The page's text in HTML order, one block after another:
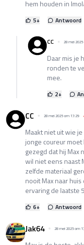
hem houden in
5+ Antwoord
CC 28 mei
Daar mis je
ronden te
mee.
2+
CC 28 mei 2025 om 17:29
Maakt niet uit wie
jonge coureur
gezegd dat hij Max
wil niet eens naast
zelfde materiaal
nooit Max naar
ervaring de laatste
6+ Antwoord
Jak64 28 mei 2025 om